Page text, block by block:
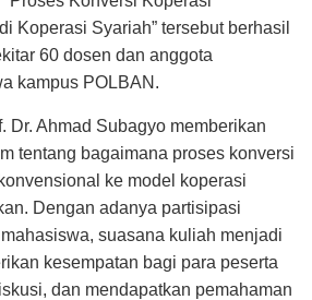
Koperasi Syariah” tersebut berhasil
60 dosen dan anggota
kampus POLBAN.
Dr. Ahmad Subagyo memberikan
tentang bagaimana proses konversi
ke model koperasi
Dengan adanya partisipasi
suasana kuliah menjadi
kesempatan bagi para peserta
dan mendapatkan pemahaman